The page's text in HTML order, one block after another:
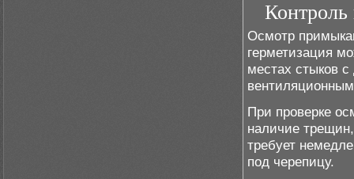
Осмотр
герметизация
местах стыков
При проверке
наличие
требует
под черепицу.